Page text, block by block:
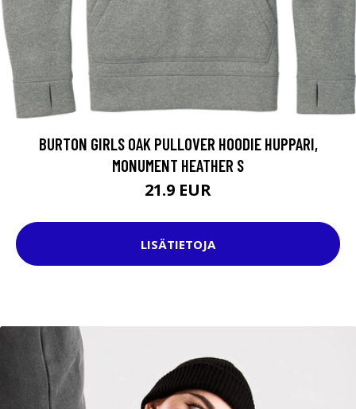
BURTON GIRLS OAK PULLOVER HOODIE HUPPARI,
MONUMENT HEATHER S
21.9 EUR
LISÄTIETOJA